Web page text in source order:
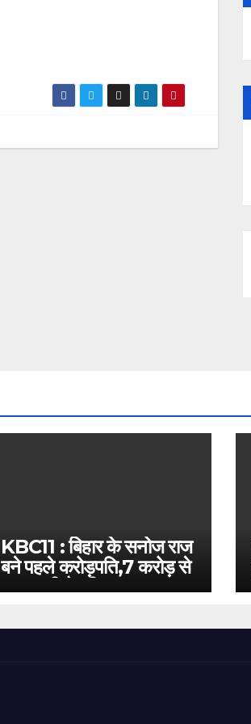
KBC11 : बिहार के सनोज राज
बने पहले करोड़पति,7 करोड़ से
बस इतनी है दूरी